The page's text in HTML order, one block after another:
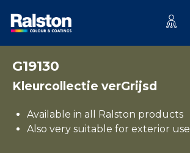
G19130
Kleurcollectie verGrijsd
Available in all Ralston products
Also very suitable for exterior use